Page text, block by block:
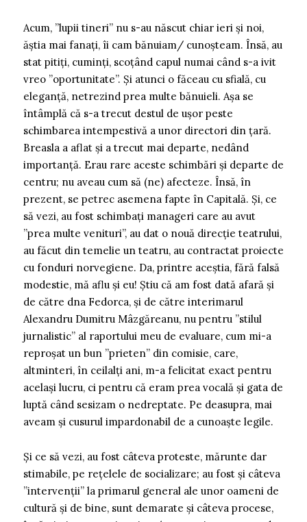
Acum, ”lupii tineri” nu s-au născut chiar ieri și noi,
ăștia mai fanați, îi cam bănuiam/ cunoșteam. Însă, au
stat pitiți, cuminți, scoțând capul numai când s-a ivit
vreo ”oportunitate”. Și atunci o făceau cu sfială, cu
eleganță, netrezind prea multe bănuieli. Așa se
întâmplă că s-a trecut destul de ușor peste
schimbarea intempestivă a unor directori din țară.
Breasla a aflat și a trecut mai departe, nedând
importanță. Erau rare aceste schimbări și departe de
centru; nu aveau cum să (ne) afecteze. Însă, în
prezent, se petrec asemena fapte în Capitală. Și, ce
să vezi, au fost schimbați manageri care au avut
”prea multe venituri”, au dat o nouă direcție teatrului,
au făcut din temelie un teatru, au contractat proiecte
cu fonduri norvegiene. Da, printre aceștia, fără falsă
modestie, mă aflu și eu! Știu că am fost dată afară și
de către dna Fedorca, și de către interimarul
Alexandru Dumitru Mâzgăreanu, nu pentru ”stilul
jurnalistic” al raportului meu de evaluare, cum mi-a
reproșat un bun ”prieten” din comisie, care,
altminteri, în ceilalți ani, m-a felicitat exact pentru
același lucru, ci pentru că eram prea vocală și gata de
luptă când sesizam o nedreptate. Pe deasupra, mai
aveam și cusurul impardonabil de a cunoaște legile.
Și ce să vezi, au fost câteva proteste, mărunte dar
stimabile, pe rețelele de socializare; au fost și câteva
”intervenții” la primarul general ale unor oameni de
cultură și de bine, sunt demarate și câteva procese,